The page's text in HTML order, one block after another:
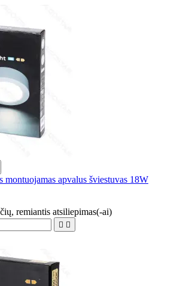
apvalus šviestuvas 18W
remiantis atsiliepimas(-ai)
 